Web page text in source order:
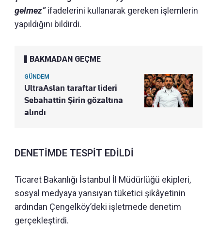
gelmez”ifadelerini kullanarak gereken işlemlerin
yapıldığını bildirdi.
BAKMADAN GEÇME
GÜNDEM
UltraAslan taraftar lideri
Sebahattin Şirin gözaltına
alındı
DENETİMDE TESPİT EDİLDİ
Ticaret Bakanlığı İstanbul İl Müdürlüğü ekipleri,
sosyal medyaya yansıyan tüketici şikâyetinin
ardından Çengelköy’deki işletmede denetim
gerçekleştirdi.